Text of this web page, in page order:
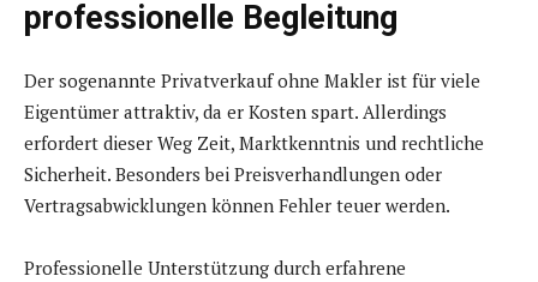
professionelle Begleitung
Der sogenannte Privatverkauf ohne Makler ist für viele
Eigentümer attraktiv, da er Kosten spart. Allerdings
erfordert dieser Weg Zeit, Marktkenntnis und rechtliche
Sicherheit. Besonders bei Preisverhandlungen oder
Vertragsabwicklungen können Fehler teuer werden.
Professionelle Unterstützung durch erfahrene